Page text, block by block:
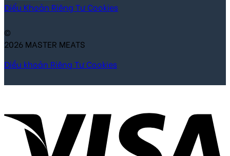
Điểu Khoản Riêng Tư Cookies
©
2026 MASTER MEATS
Điều khoản Riêng Tư Cookies